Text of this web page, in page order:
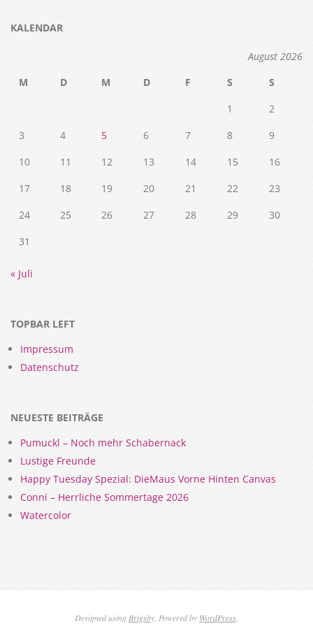
KALENDAR
August 2026
M
D M D F S
S
1
2
3
4 5 6 7 8
9
10
11 12 13 14 15
16
17
18 19 20 21 22
23
24
25 26 27 28 29
30
31
« Juli
TOPBAR LEFT
Impressum
Datenschutz
NEUESTE BEITRÄGE
Pumuckl – Noch mehr Schabernack
Lustige Freunde
Happy Tuesday Spezial: DieMaus Vorne Hinten Canvas
Conni – Herrliche Sommertage 2026
Watercolor
Designed using Brigsby . Powered by WordPress